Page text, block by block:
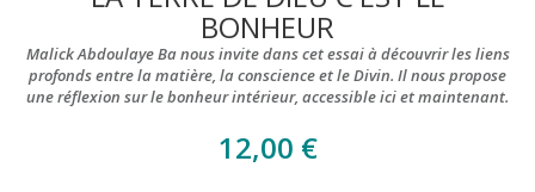
BONHEUR
Malick Abdoulaye Ba nous invite dans cet essai à découvrir les liens
profonds entre la matière, la conscience et le Divin. Il nous propose
une réflexion sur le bonheur intérieur, accessible ici et maintenant.
12,00 €